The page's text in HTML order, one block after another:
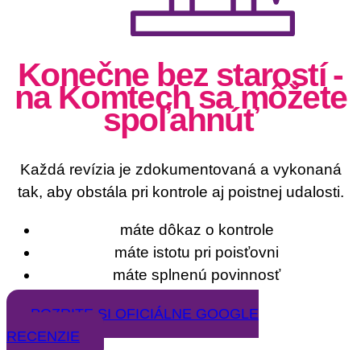
Konečne bez starostí -
na Komtech sa môžete
spoľahnúť
Každá revízia je zdokumentovaná a vykonaná
tak, aby obstála pri kontrole aj poistnej udalosti.
máte dôkaz o kontrole
máte istotu pri poisťovni
máte splnenú povinnosť
POZRITE SI OFICIÁLNE GOOGLE
RECENZIE